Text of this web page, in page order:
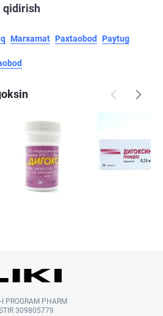
qidirish
Marxamat Paxtaobod Paytug
I PROGRAM PHARM
309805779